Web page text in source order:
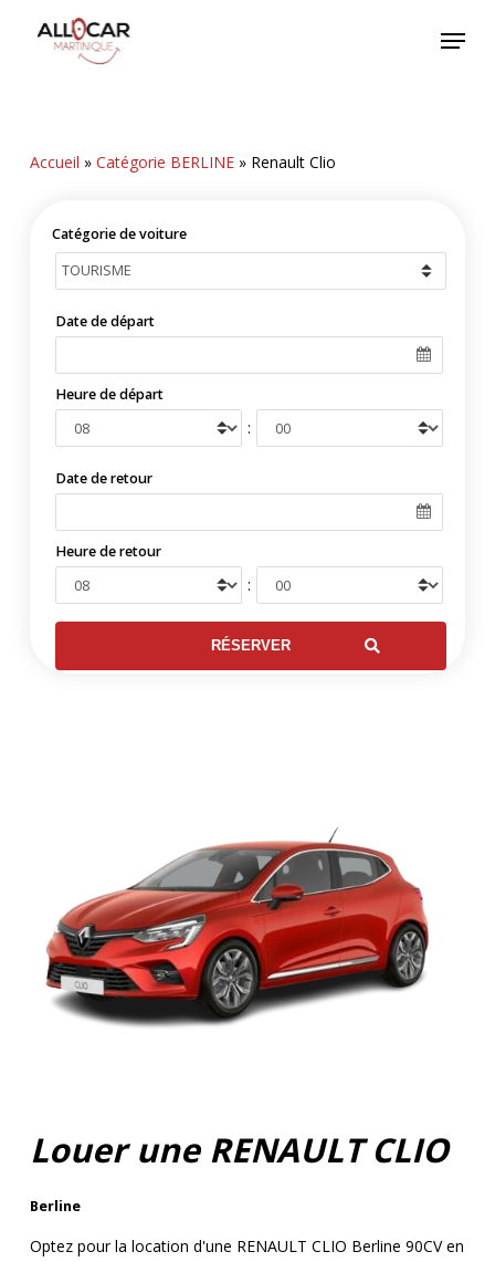
Menu
Accueil » Catégorie BERLINE» Renault Clio
Catégorie de voiture
Date de départ
Heure de départ
:
Date de retour
Heure de retour
:
Louer une RENAULT CLIO
Berline
Optez pour la location d'une RENAULT CLIO Berline 90CV en